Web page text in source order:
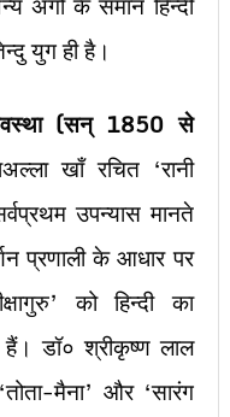
युग ही है।
(सन् 1850 से
खाँ रचित ‘रानी
उपन्यास मानते
प्रणाली के आधार पर
को हिन्दी का
डॉ० श्रीकृष्ण लाल
मैना’ और ‘सारंग